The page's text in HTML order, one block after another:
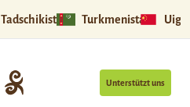
Tadschikistan Turkmenistan
Unterstützt uns